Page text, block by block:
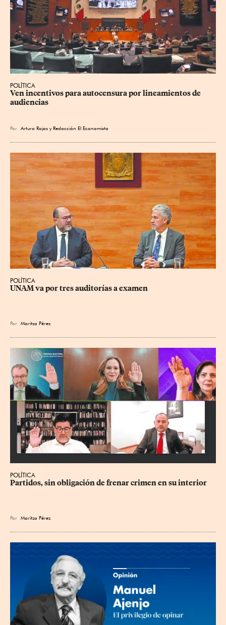
POLÍTICA
Ven incentivos para autocensura por lineamientos de
audiencias
Por Arturo Rojas yRedacción El Economista
POLÍTICA
UNAM va por tres auditorías a examen
Por Maritza Pérez
POLÍTICA
Partidos, sin obligación de frenar crimen en su interior
Por Maritza Pérez